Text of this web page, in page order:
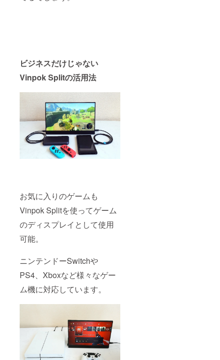
ビジネスだけじゃない
Vinpok Splitの活用法
お気に入りのゲームも
Vinpok Splitを使ってゲーム
のディスプレイとして使用
可能。
ニンテンドーSwitchや
PS4、Xboxなど様々なゲー
ム機に対応しています。